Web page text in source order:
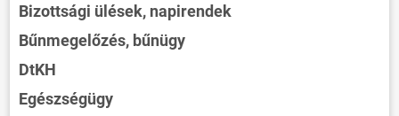
Bizottsági ülések, napirendek
Bűnmegelőzés, bűnügy
DtKH
Egészségügy